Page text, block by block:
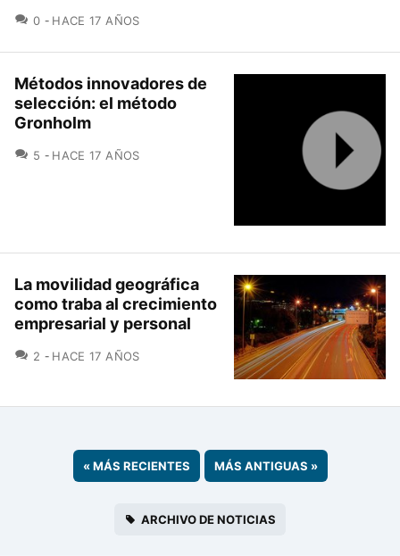
0 COMENTARIOS
HACE 17 AÑOS
Métodos innovadores de
selección: el método
Gronholm
5 COMENTARIOS
HACE 17 AÑOS
La movilidad geográfica
como traba al crecimiento
empresarial y personal
2 COMENTARIOS
HACE 17 AÑOS
«MÁS RECIENTES MÁS ANTIGUAS »
ARCHIVO DE NOTICIAS